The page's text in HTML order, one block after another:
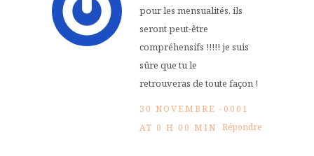
pour les mensualités, ils
seront peut-être
compréhensifs !!!!! je suis
sûre que tu le
retrouveras de toute façon !
30 NOVEMBRE -0001
AT 0 H 00 MIN Répondre